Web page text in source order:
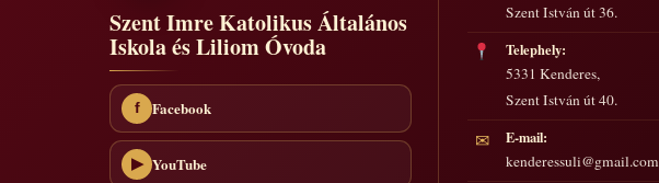
Szent Imre Katolikus Általános
Iskola és Liliom Óvoda
f Facebook
▶ YouTube
Szent István út 36.
Telephely:
5331 Kenderes,
Szent István út 40.
✉
E-mail:
kenderessuli@gmail.com